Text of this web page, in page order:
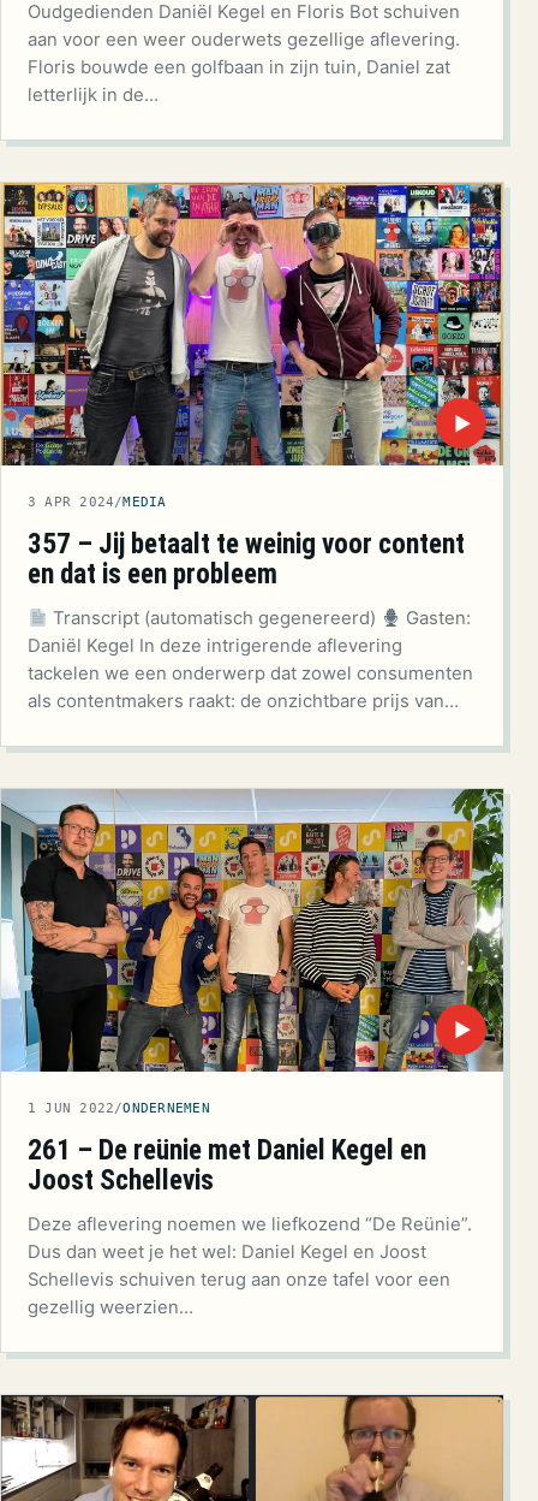
Oudgedienden Daniël Kegel en Floris Bot schuiven
aan voor een weer ouderwets gezellige aflevering.
Floris bouwde een golfbaan in zijn tuin, Daniel zat
letterlijk in de…
▶
3 APR 2024/MEDIA
357 – Jij betaalt te weinig voor content
en dat is een probleem
Transcript (automatisch gegenereerd)
Gasten:
Daniël Kegel In deze intrigerende aflevering
tackelen we een onderwerp dat zowel consumenten
als contentmakers raakt: de onzichtbare prijs van…
▶
1 JUN 2022/ONDERNEMEN
261 – De reünie met Daniel Kegel en
Joost Schellevis
Deze aflevering noemen we liefkozend “De Reünie”.
Dus dan weet je het wel: Daniel Kegel en Joost
Schellevis schuiven terug aan onze tafel voor een
gezellig weerzien…